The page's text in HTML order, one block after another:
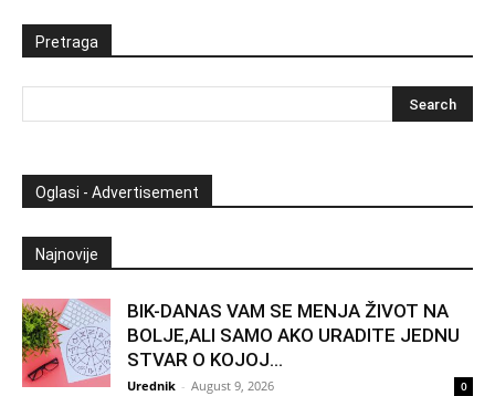
Pretraga
Oglasi - Advertisement
Najnovije
BIK-DANAS VAM SE MENJA ŽIVOT NA
BOLJE,ALI SAMO AKO URADITE JEDNU
STVAR O KOJOJ...
Urednik - August 9, 2026 0